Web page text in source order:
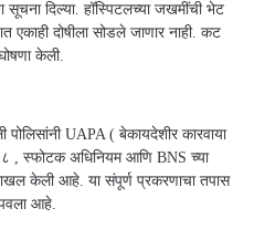
सूचना दिल्या. हॉस्पिटलच्या जखमींची भेट
एकाही दोषीला सोडले जाणार नाही. कट
केली.
पोलिसांनी UAPA ( बेकायदेशीर कारवाया
, स्फोटक अधिनियम आणि BNS च्या
केली आहे. या संपूर्ण प्रकरणाचा तपास
आहे.